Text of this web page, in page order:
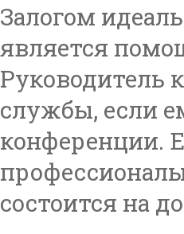
Залогом
является
Руководитель
службы, если
конференции.
состоится на